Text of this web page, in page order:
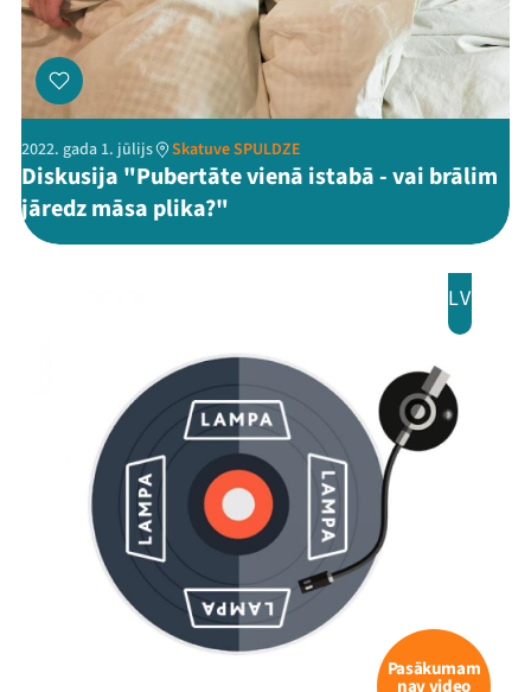
2022. gada 1. jūlijs Skatuve SPULDZE
Diskusija "Pubertāte vienā istabā - vai brālim
jāredz māsa plika?"
LV
Pasākumam
nav video